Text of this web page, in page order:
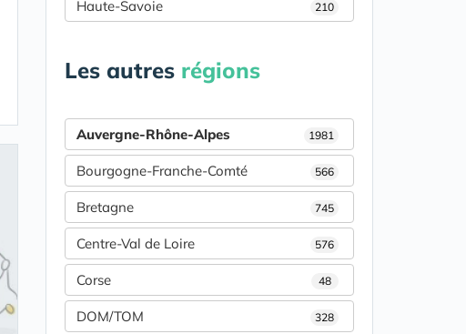
Haute-Savoie 210
Les autres régions
Auvergne-Rhône-Alpes 1981
Bourgogne-Franche-Comté 566
Bretagne 745
Centre-Val de Loire 576
Corse 48
DOM/TOM 328